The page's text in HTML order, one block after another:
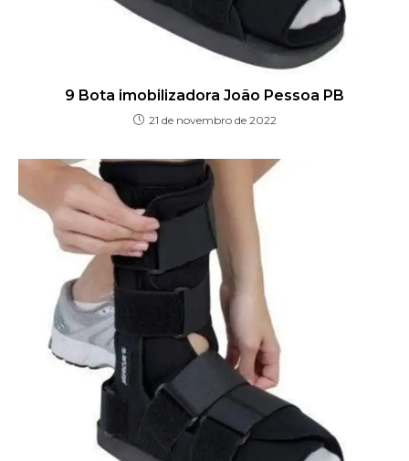
9 Bota imobilizadora João Pessoa PB
21 de novembro de 2022